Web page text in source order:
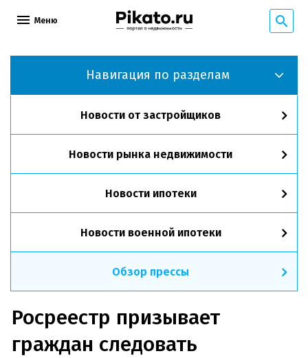
Меню
Навигация по разделам
Новости от застройщиков
Новости рынка недвижимости
Новости ипотеки
Новости военной ипотеки
Обзор прессы
Росреестр призывает
граждан следовать